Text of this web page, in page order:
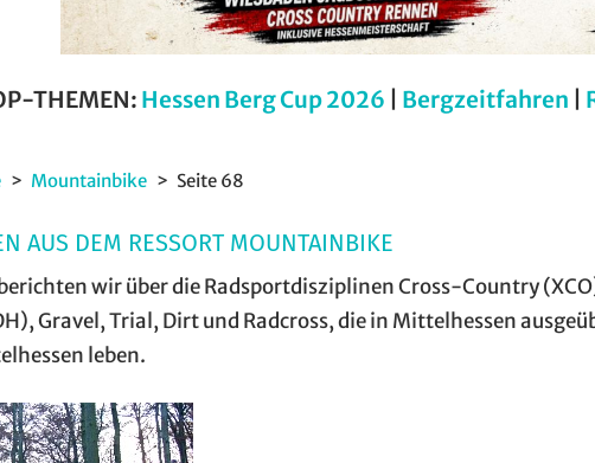
THEMEN: Hessen Berg Cup 2026 Bergzeitfahren
Mountainbike Seite 68
AUS DEM RESSORT MOUNTAINBIKE
wir über die Radsportdisziplinen Cross-Country
Gravel, Trial, Dirt und Radcross, die in Mittelhessen
leben.